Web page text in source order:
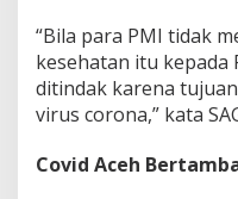
“Bila para PMI tidak
kesehatan itu kepada
ditindak karena
virus corona,” kata
Covid Aceh